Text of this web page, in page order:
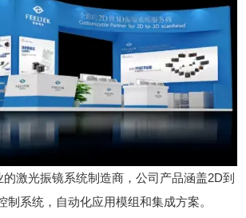
激光振镜系统制造商，公司产品涵盖2D到
制系统，自动化应用模组和集成方案。